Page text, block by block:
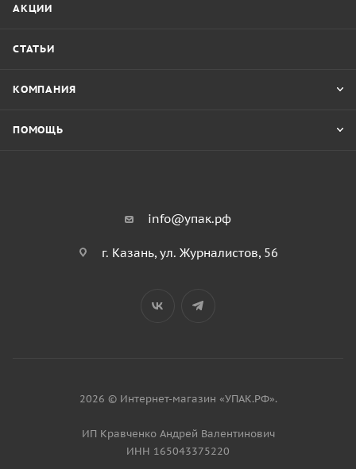
АКЦИИ
СТАТЬИ
КОМПАНИЯ
ПОМОЩЬ
info@упак.рф
г. Казань, ул. Журналистов, 56
2026 © Интернет-магазин «УПАК.РФ».
ИП Кравченко Андрей Валентинович
ИНН 165043375220